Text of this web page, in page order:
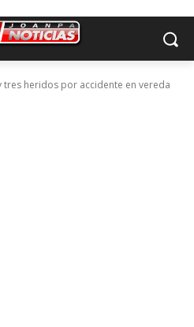
tres heridos por accidente en vereda